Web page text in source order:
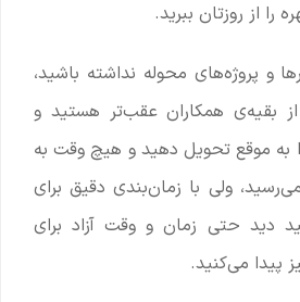
را از روزتان ببرید.
و پروژه‌های محوله نداشته باشید،
بقیه‌ی همکاران عقب‌تر هستید و
را به موقع تحویل دهید و هیچ وقت به
ولی با زمان‌بندی دقیق برای
دید حتی زمان و وقت آزاد برای
پیدا می‌کنید.